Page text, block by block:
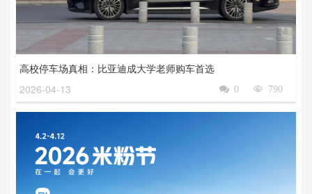
高校停车场真相：比亚迪成大学老师购车首选
2026-04-13
790

0
